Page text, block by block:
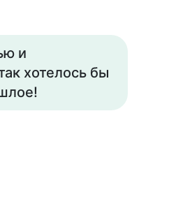
и
хотелось бы